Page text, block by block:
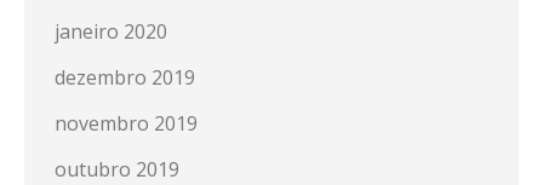
janeiro 2020
dezembro 2019
novembro 2019
outubro 2019